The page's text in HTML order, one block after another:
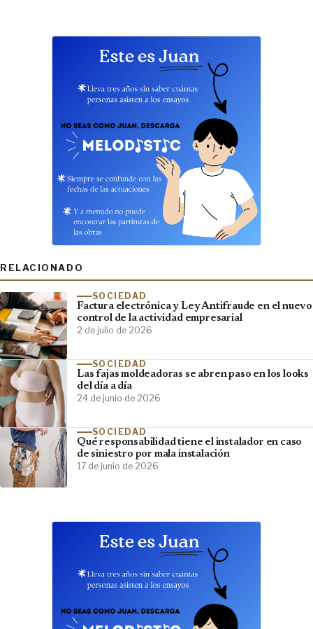
RELACIONADO
SOCIEDAD
Factura electrónica y Ley Antifraude en el nuevo
control de la actividad empresarial
2 de julio de 2026
SOCIEDAD
Las fajas moldeadoras se abren paso en los looks
del día a día
24 de junio de 2026
SOCIEDAD
Qué responsabilidad tiene el instalador en caso
de siniestro por mala instalación
17 de junio de 2026